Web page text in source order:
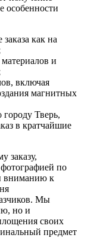
особенности
как на
и
включая
магнитных
городу Тверь,
в кратчайшие
заказу,
по
вниманию к
Мы
но и
своих
предмет